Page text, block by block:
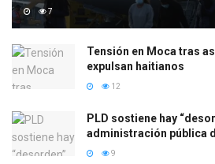
7
Tensión en Moca tras
expulsan haitianos
12
PLD sostiene hay
administración pública
9